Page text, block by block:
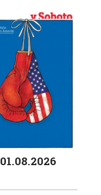
01.08.2026